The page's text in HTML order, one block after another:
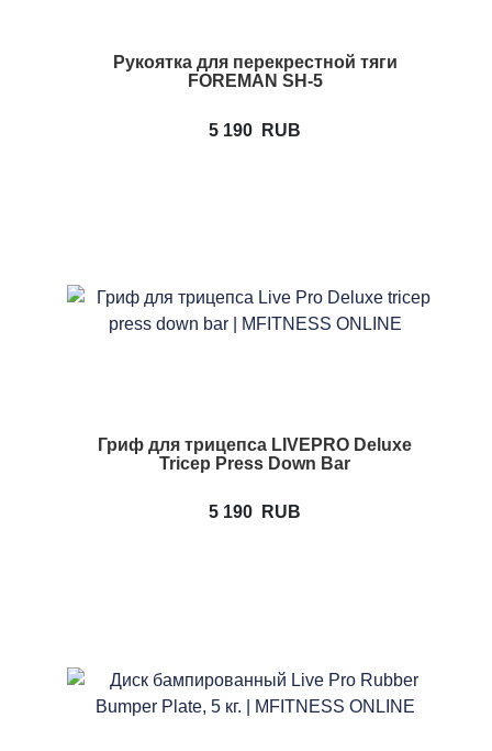
Рукоятка для перекрестной тяги
FOREMAN SH-5
5 190 RUB
Гриф для трицепса LIVEPRO Deluxe
Tricep Press Down Bar
5 190 RUB